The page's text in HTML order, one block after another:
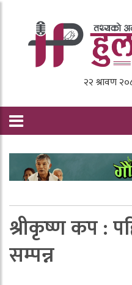
श्रीकृष्ण कप :
सम्पन्न